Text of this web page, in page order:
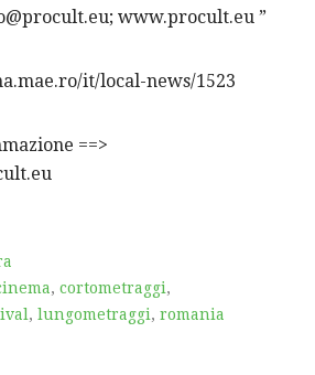
www.procult.eu ”
it/local-news/1523
==>
, cortometraggi,
, lungometraggi, romania